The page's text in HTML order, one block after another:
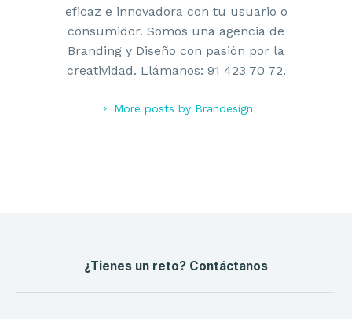
eficaz e innovadora con tu usuario o
consumidor. Somos una agencia de
Branding y Diseño con pasión por la
creatividad. Llámanos: 91 423 70 72.
More posts by Brandesign
¿Tienes un reto? Contáctanos